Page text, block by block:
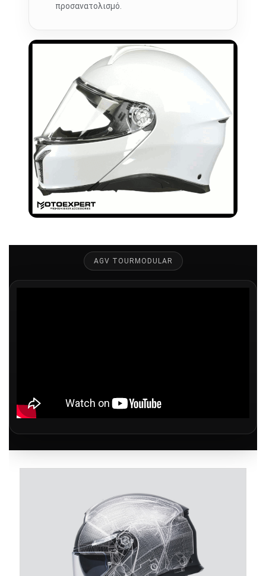
προσανατολισμό.
AGV TOURMODULAR